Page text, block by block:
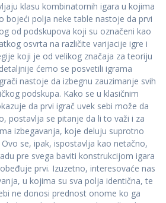
klasu kombinatornih igara u kojima
bojeći polja neke table nastoje da prvi
od podskupova koji su označeni kao
osvrta na različite varijacije igre i
koji je od velikog značaja za teoriju
ćemo se posvetili igrama
nastoje da izbegnu zauzimanje svih
podskupa. Kako se u klasičnim
da prvi igrač uvek sebi može da
postavlja se pitanje da li to važi i za
izbegavanja, koje deluju suprotno
se, ipak, ispostavlja kao netačno,
pre svega baviti konstrukcijom igara
prvi. Izuzetno, interesovaće nas
u kojima su sva polja identična, te
ne donosi prednost onome ko ga